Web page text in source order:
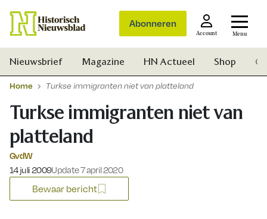
Abonneren
Account Menu
Nieuwsbrief Magazine HN Actueel Shop
Home Turkse immigranten niet van platteland
Turkse immigranten niet van
platteland
GvdW
Gepubliceerd op:
14 juli 2009Update 7 april 2020
Bewaar bericht